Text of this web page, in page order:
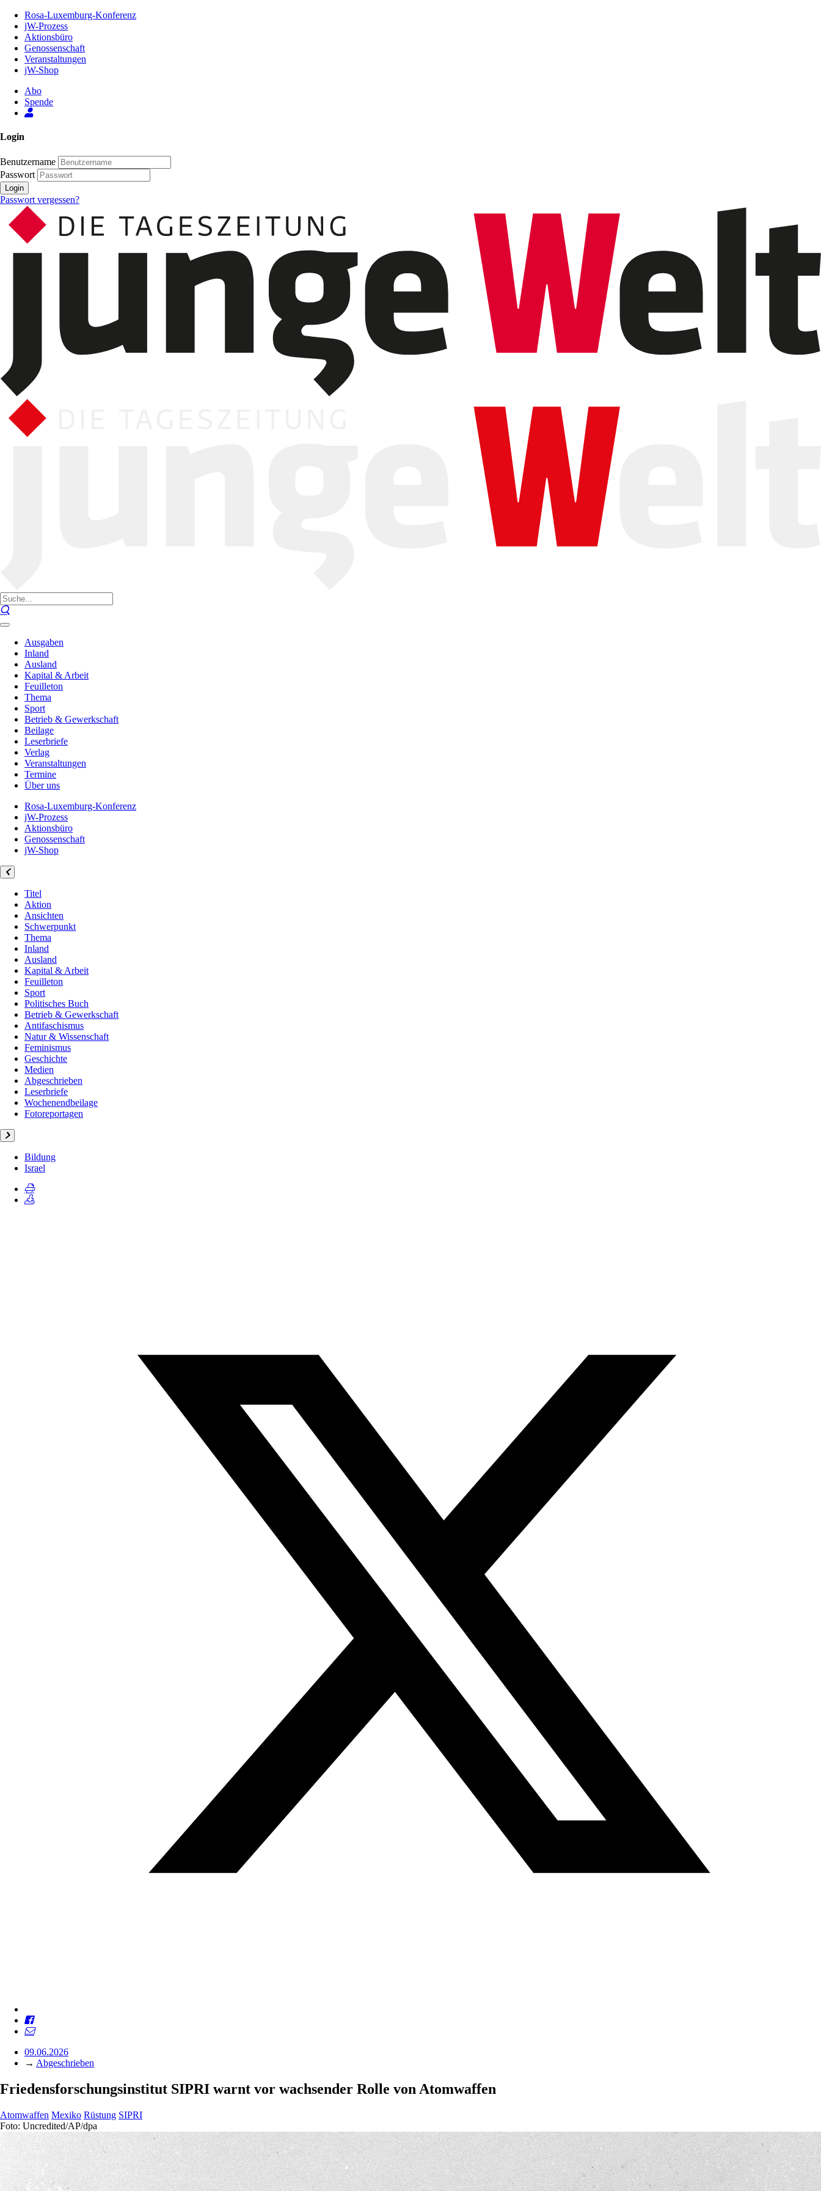
Inhalt
Seite
Rosa-Luxemburg-Konferenz
jW-Prozess
Aktionsbüro
Genossenschaft
Veranstaltungen
jW-Shop
Abo
Spende
Login
Benutzername
Passwort
Login
Passwort vergessen?
Ausgaben
Inland
Ausland
Kapital & Arbeit
Feuilleton
Thema
Sport
Betrieb & Gewerkschaft
Beilage
Leserbriefe
Verlag
Veranstaltungen
Termine
Über uns
Rosa-Luxemburg-Konferenz
jW-Prozess
Aktionsbüro
Genossenschaft
jW-Shop
Titel
Aktion
Ansichten
Schwerpunkt
Thema
Inland
Ausland
Kapital & Arbeit
Feuilleton
Sport
Politisches Buch
Betrieb & Gewerkschaft
Antifaschismus
Natur & Wissenschaft
Feminismus
Geschichte
Medien
Abgeschrieben
Leserbriefe
Wochenendbeilage
Fotoreportagen
Bildung
Israel
09.06.2026
→ Abgeschrieben
Friedensforschungsinstitut SIPRI warnt vor wachsender Rolle von Atomwaffen
Atomwaffen Mexiko Rüstung SIPRI
Foto: Uncredited/AP/dpa